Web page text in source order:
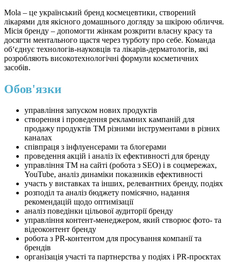
Mola – це український бренд космецевтики, створений
лікарями для якісного домашнього догляду за шкірою обличчя.
Місія бренду – допомогти жінкам розкрити власну красу та
досягти ментального щастя через турботу про себе. Команда
об‘єднує технологів-науковців та лікарів-дерматологів, які
розробляють високотехнологічні формули косметичних
засобів.
Обов'язки
управління запуском нових продуктів
створення і проведення рекламних кампаній для
продажу продуктів ТМ різними інструментами в різних
каналах
співпраця з інфлуенсерами та блогерами
проведення акцій і аналіз їх ефективності для бренду
управління ТМ на сайті (робота з SEO) і в соцмережах,
YouTube, аналіз динаміки показників ефективності
участь у виставках та інших, релевантних бренду, подіях
розподіл та аналіз бюджету помісячно, надання
рекомендацій щодо оптимізації
аналіз поведінки цільової аудиторії бренду
управління контент-менеджером, який створює фото- та
відеоконтент бренду
робота з PR-контентом для просування компанії та
брендів
організація участі та партнерства у подіях і PR-проєктах